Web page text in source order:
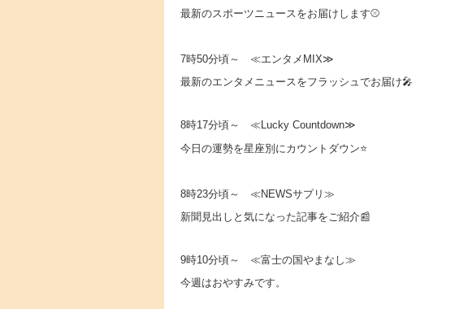
最新のスポーツニュースをお届けします⚾
7時50分頃～ ≪エンタメMIX≫
最新のエンタメニュースをフラッシュでお届け🎤
8時17分頃～ ≪Lucky Countdown≫
今日の運勢を星座別にカウントダウン⭐
8時23分頃～ ≪NEWSサプリ≫
新聞見出しと気になった記事をご紹介📰
9時10分頃～ ≪富士の国やまなし≫
今週はおやすみです。